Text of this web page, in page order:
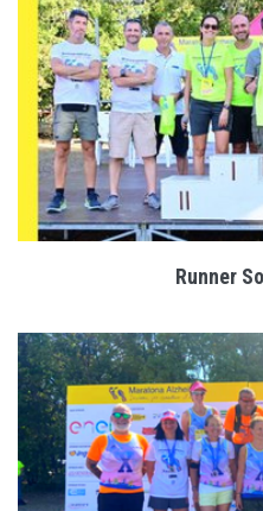
Runner